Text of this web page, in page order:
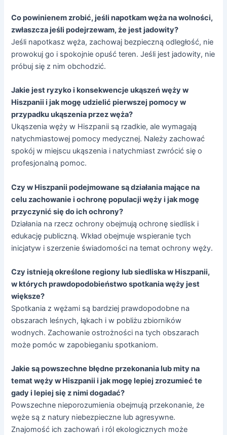
Co powinienem zrobić, jeśli napotkam węża na wolności,
zwłaszcza jeśli podejrzewam, że jest jadowity?
Jeśli napotkasz węża, zachowaj bezpieczną odległość, nie
prowokuj go i spokojnie opuść teren. Jeśli jest jadowity, nie
próbuj się z nim obchodzić.
Jakie jest ryzyko i konsekwencje ukąszeń węży w
Hiszpanii i jak mogę udzielić pierwszej pomocy w
przypadku ukąszenia przez węża?
Ukąszenia węży w Hiszpanii są rzadkie, ale wymagają
natychmiastowej pomocy medycznej. Należy zachować
spokój w miejscu ukąszenia i natychmiast zwrócić się o
profesjonalną pomoc.
Czy w Hiszpanii podejmowane są działania mające na
celu zachowanie i ochronę populacji węży i jak mogę
przyczynić się do ich ochrony?
Działania na rzecz ochrony obejmują ochronę siedlisk i
edukację publiczną. Wkład obejmuje wspieranie tych
inicjatyw i szerzenie świadomości na temat ochrony węży.
Czy istnieją określone regiony lub siedliska w Hiszpanii,
w których prawdopodobieństwo spotkania węży jest
większe?
Spotkania z wężami są bardziej prawdopodobne na
obszarach leśnych, łąkach i w pobliżu zbiorników
wodnych. Zachowanie ostrożności na tych obszarach
może pomóc w zapobieganiu spotkaniom.
Jakie są powszechne błędne przekonania lub mity na
temat węży w Hiszpanii i jak mogę lepiej zrozumieć te
gady i lepiej się z nimi dogadać?
Powszechne nieporozumienia obejmują przekonanie, że
węże są z natury niebezpieczne lub agresywne.
Znajomość ich zachowań i ról ekologicznych może